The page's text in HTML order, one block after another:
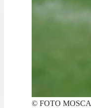
© FOTO MOSCA